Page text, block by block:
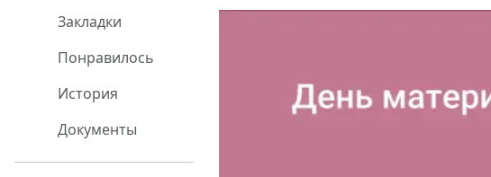
Закладки
Понравилось
История
Документы